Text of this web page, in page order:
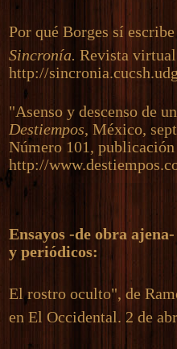
Por qué Borges sí
Sincronía. Revista
http://
"Asenso y descenso de
Destiempos, México,
Número 101,
http://
Ensayos -de obra
y periódicos:
El rostro oculto", de
en El Occidental. 2 de